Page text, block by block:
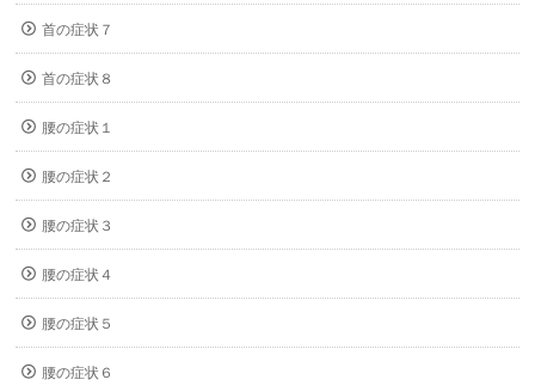
首の症状７
首の症状８
腰の症状１
腰の症状２
腰の症状３
腰の症状４
腰の症状５
腰の症状６